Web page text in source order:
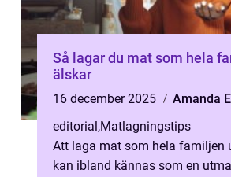
Så lagar du mat som hela
älskar
16 december 2025
Amanda
editorial,Matlagningstips
Att laga mat som hela familjen
kan ibland kännas som en